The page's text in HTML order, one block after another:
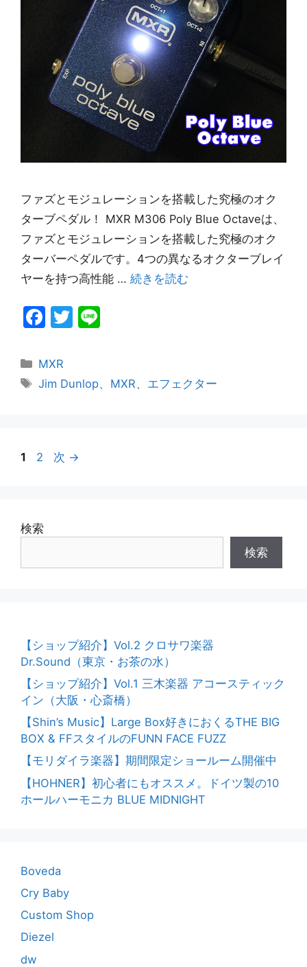
ファズとモジュレーションを搭載した究極のオク
ターブペダル！ MXR M306 Poly Blue Octaveは、
ファズとモジュレーションを搭載した究極のオク
ターバーペダルです。4つの異なるオクターブレイ
ヤーを持つ高性能 … 続きを読む
F
c
e
o
k
T
er
カ
テ
MXR
タ
Jim Dunlop、 MXR、 エフェクター
ペ
1
ペ
2 次 →
検索
検索
【ショップ紹介】Vol.2 クロサワ楽器
Dr.Sound（東京・お茶の水）
【ショップ紹介】Vol.1 三木楽器 アコースティック
イン（大阪・心斎橋）
【Shin’s Music】Large Box好きにおくるTHE BIG
BOX & FFスタイルのFUNN FACE FUZZ
【モリダイラ楽器】期間限定ショールーム開催中
【HOHNER】初心者にもオススメ。ドイツ製の10
ホールハーモニカ BLUE MIDNIGHT
Boveda
Cry Baby
Custom Shop
Diezel
dw